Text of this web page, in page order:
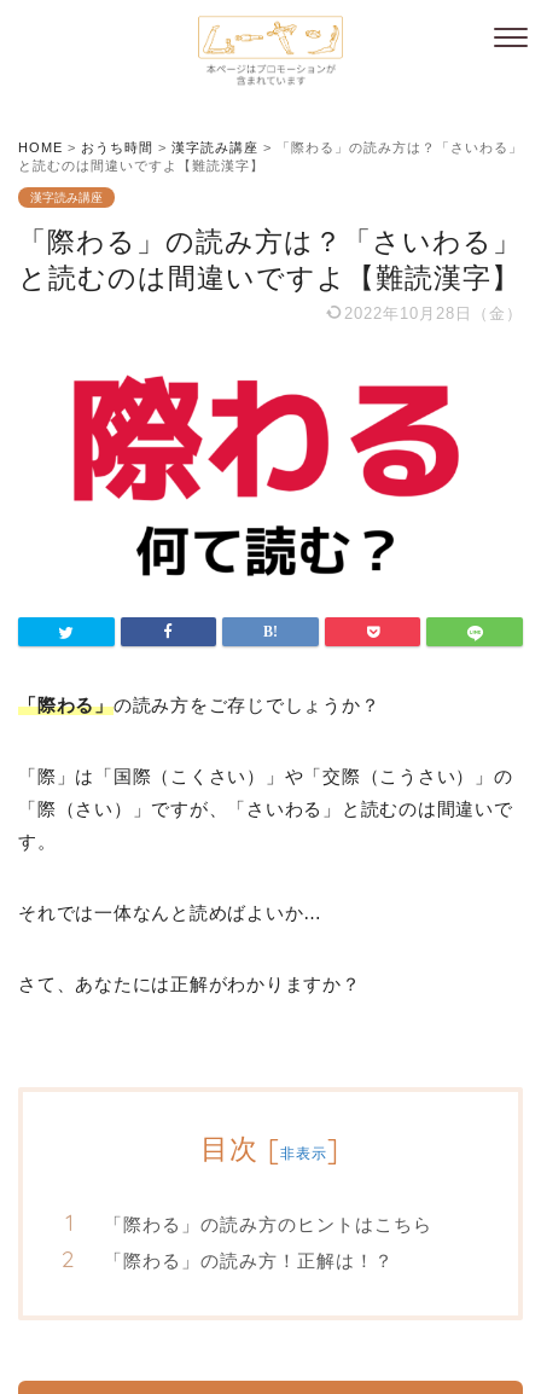
HOME > おうち時間 > 漢字読み講座 >
「際わる」の読み方は？「さいわる」
と読むのは間違いですよ【難読漢字】
漢字読み講座
「際わる」の読み方は？「さいわる」
と読むのは間違いですよ【難読漢字】
2022年10月28日（金）
「際わる」の読み方をご存じでしょうか？
「際」は「国際（こくさい）」や「交際（こうさい）」の
「際（さい）」ですが、「さいわる」と読むのは間違いで
す。
それでは一体なんと読めばよいか…
さて、あなたには正解がわかりますか？
目次 [非表示]
「際わる」の読み方のヒントはこちら
「際わる」の読み方！正解は！？